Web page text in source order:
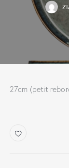
27cm (petit